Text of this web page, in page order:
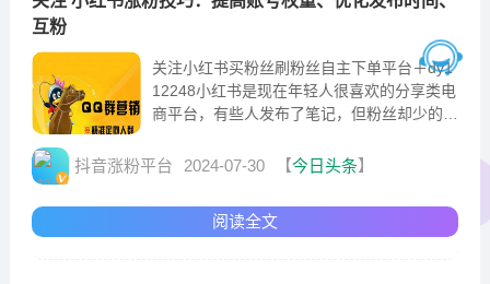
互粉
关注小红书买粉丝刷粉丝自主下单平台＋dy1
12248小红书是现在年轻人很喜欢的分享类电
商平台，有些人发布了笔记，但粉丝却少的可
和大家聊一
抖音涨粉平台 2024-07-30 【今日头条】
阅读全文